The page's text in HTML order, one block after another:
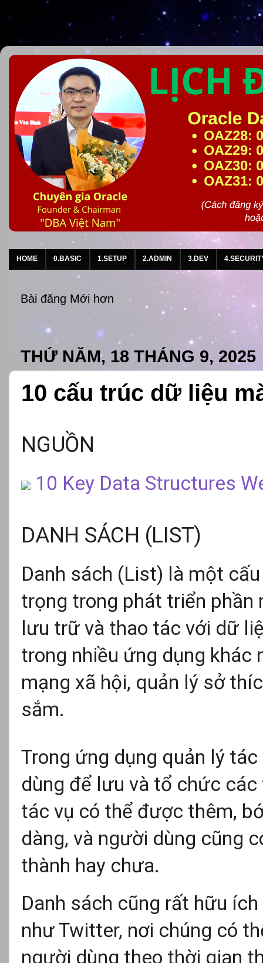
HOME 0.BASIC 1.SETUP 2.ADMIN 3.DEV
Bài đăng Mới hơn
THỨ NĂM, 18 THÁNG 9, 2025
10 cấu trúc dữ liệu
NGUỒN
10 Key Data Structures
DANH SÁCH (LIST)
Danh sách (List) là một
trọng trong phát triển phần
lưu trữ và thao tác với dữ
trong nhiều ứng dụng khác
mạng xã hội, quản lý sở
sắm.
Trong ứng dụng quản lý
dùng để lưu và tổ chức
tác vụ có thể được thêm,
dàng, và người dùng cũng
thành hay chưa.
Danh sách cũng rất hữu
như Twitter, nơi chúng có
người dùng theo thời gian